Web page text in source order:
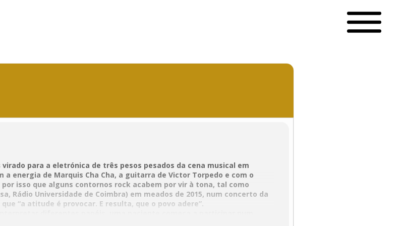
para a eletrónica de três pesos pesados da cena musical em
a energia de Marquis Cha Cha, a guitarra de Victor Torpedo e com o
por isso que alguns contornos rock acabem por vir à tona, tal como
Rádio Universidade de Coimbra) em meados de 2015, num concerto da
“a atitude é provocar. E resulta, que o povo adere”.